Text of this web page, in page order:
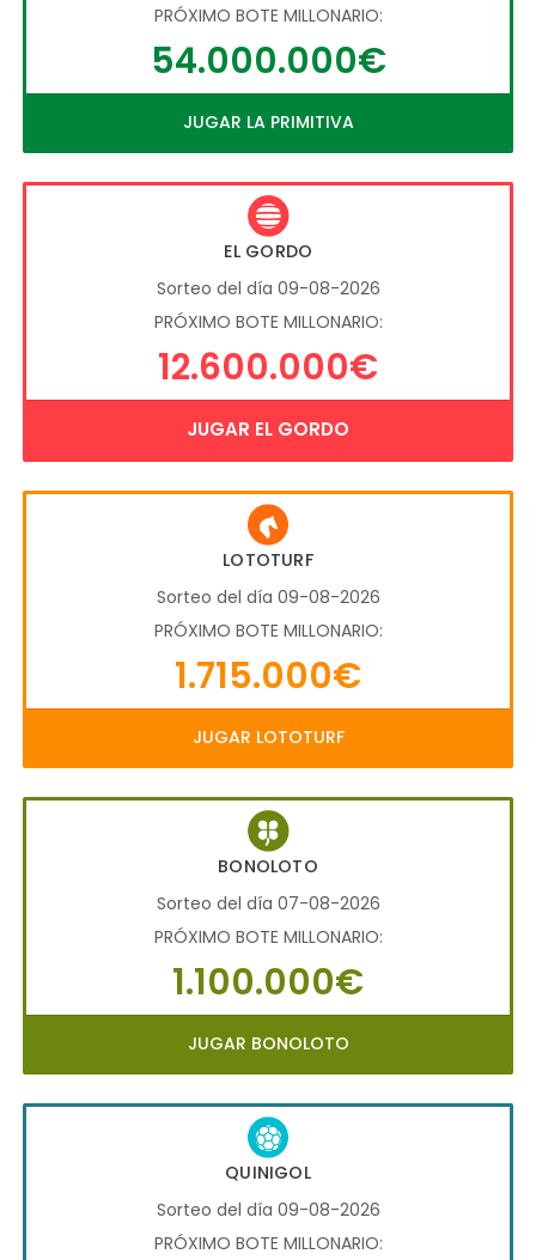
PRÓXIMO BOTE MILLONARIO:
54.000.000€
JUGAR LA PRIMITIVA
EL GORDO
Sorteo del día 09-08-2026
PRÓXIMO BOTE MILLONARIO:
12.600.000€
JUGAR EL GORDO
LOTOTURF
Sorteo del día 09-08-2026
PRÓXIMO BOTE MILLONARIO:
1.715.000€
JUGAR LOTOTURF
BONOLOTO
Sorteo del día 07-08-2026
PRÓXIMO BOTE MILLONARIO:
1.100.000€
JUGAR BONOLOTO
QUINIGOL
Sorteo del día 09-08-2026
PRÓXIMO BOTE MILLONARIO: